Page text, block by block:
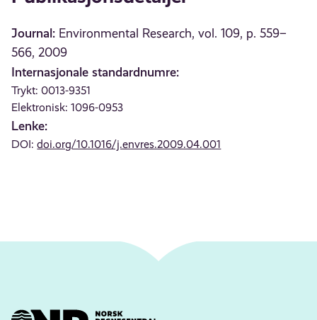
Journal: Environmental Research, vol. 109, p. 559–
566, 2009
Internasjonale standardnumre:
Trykt: 0013-9351
Elektronisk: 1096-0953
Lenke:
DOI:doi.org/10.1016/j.envres.2009.04.001